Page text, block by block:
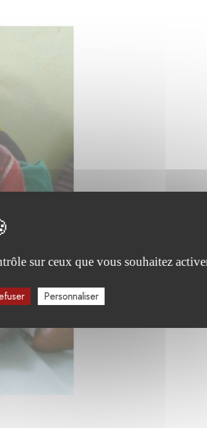
sur ceux que vous souhaitez
Personnaliser